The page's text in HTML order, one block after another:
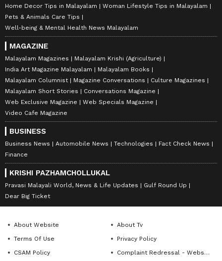
Home Decor Tips in Malayalam
Woman Lifestyle Tips in Malayalam
Pets & Animals Care Tips
Well-being & Mental Health News Malayalam
MAGAZINE
Malayalam Magazines
Malayalam Krishi (Agriculture)
India Art Magazine Malayalam
Malayalam Books
Malayalam Columnist
Magazine Conversations
Culture Magazines
Malayalam Short Stories
Conversations Magazine
Web Exclusive Magazine
Web Specials Magazine
Video Cafe Magazine
BUSINESS
Business News Automobile News Technologies
Fact Check News
Finance
KRISHI PAZHAMCHOLLUKAL
Pravasi Malayali World, News & Life Updates
Gulf Round Up
Dear Big Ticket
About Website
About Tv
Terms Of Use
Privacy Policy
CSAM Policy
Complaint Redressal - Website